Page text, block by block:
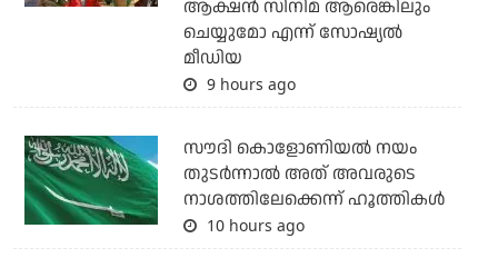
ആക്ഷന്‍ സിനിമ ആരെങ്കിലും
ചെയ്യുമോ എന്ന് സോഷ്യല്‍
മീഡിയ
9 hours ago
സൗദി കൊളോണിയല്‍ നയം
തുടര്‍ന്നാല്‍ അത് അവരുടെ
നാശത്തിലേക്കെന്ന് ഹൂത്തികള്‍
10 hours ago